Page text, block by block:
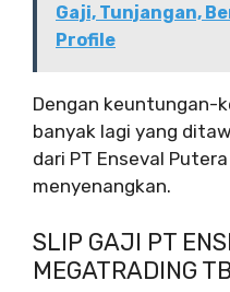
Gaji, Tunjangan,
Profile
Dengan keuntungan-
banyak lagi yang
dari PT Enseval
menyenangkan.
SLIP GAJI PT
MEGATRADING